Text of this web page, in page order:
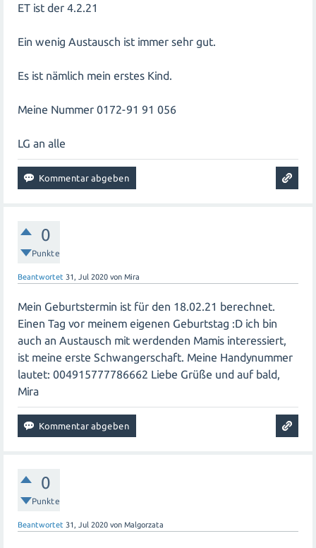
ET ist der 4.2.21
Ein wenig Austausch ist immer sehr gut.
Es ist nämlich mein erstes Kind.
Meine Nummer 0172-91 91 056
LG an alle
0
Punkte
Beantwortet 31, Jul 2020 von Mira
Mein Geburtstermin ist für den 18.02.21 berechnet.
Einen Tag vor meinem eigenen Geburtstag :D ich bin
auch an Austausch mit werdenden Mamis interessiert,
ist meine erste Schwangerschaft. Meine Handynummer
lautet: 004915777786662 Liebe Grüße und auf bald,
Mira
0
Punkte
Beantwortet 31, Jul 2020 von Malgorzata